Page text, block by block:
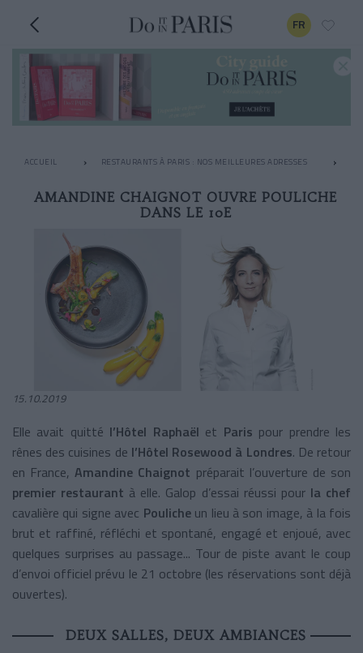
FR
ACCUEIL RESTAURANTS À PARIS : NOS MEILLEURES ADRESSES
AMANDINE CHAIGNOT OUVRE POULICHE
DANS LE 10E
15.10.2019
Elle avait quitté l’Hôtel Raphaël et Paris pour prendre les
rênes des cuisines de l’Hôtel Rosewood à Londres. De retour
en France,Amandine Chaignot préparait l’ouverture de son
premier restaurant à elle. Galop d’essai réussi pour la chef
cavalière qui signe avec Pouliche un lieu à son image, à la fois
brut et raffiné, réfléchi et spontané, engagé et enjoué, avec
quelques surprises au passage... Tour de piste avant le coup
d’envoi officiel prévu le 21 octobre (les réservations sont déjà
ouvertes).
DEUX SALLES, DEUX AMBIANCES